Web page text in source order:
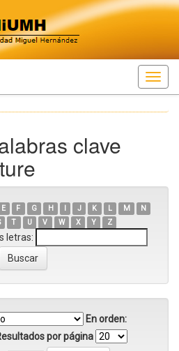
clave
E F G H I J K L M
N
T U V W X Y Z
letras:
En orden:
por página